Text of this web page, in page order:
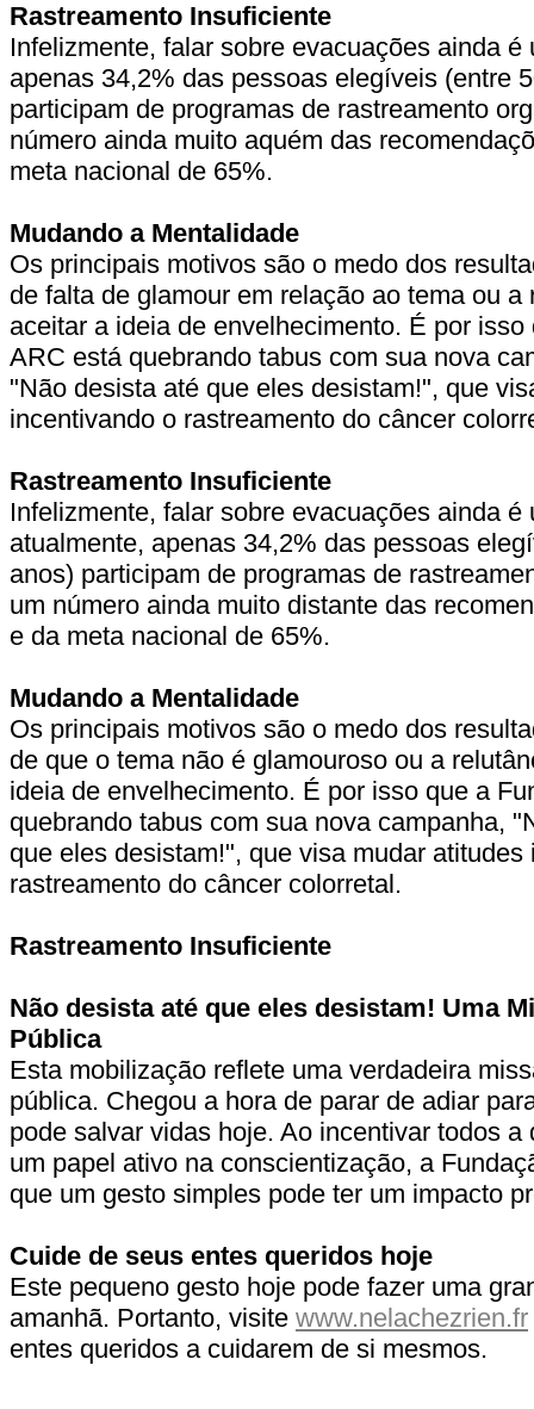
Rastreamento Insuficiente
Infelizmente, falar sobre evacuações ainda é
apenas 34,2% das pessoas elegíveis (entre
participam de programas de rastreamento
número ainda muito aquém das
meta nacional de 65%.
Mudando a Mentalidade
Os principais motivos são o medo dos
de falta de glamour em relação ao tema ou a
aceitar a ideia de envelhecimento. É por isso
ARC está quebrando tabus com sua nova
"Não desista até que eles desistam!", que
incentivando o rastreamento do câncer
Rastreamento Insuficiente
Infelizmente, falar sobre evacuações ainda é
atualmente, apenas 34,2% das pessoas
anos) participam de programas de
um número ainda muito distante das
e da meta nacional de 65%.
Mudando a Mentalidade
Os principais motivos são o medo dos
de que o tema não é glamouroso ou a
ideia de envelhecimento. É por isso que a
quebrando tabus com sua nova campanha,
que eles desistam!", que visa mudar atitudes
rastreamento do câncer colorretal.
Rastreamento Insuficiente
Não desista até que eles desistam! Uma
Pública
Esta mobilização reflete uma verdadeira
pública. Chegou a hora de parar de adiar
pode salvar vidas hoje. Ao incentivar todos a
um papel ativo na conscientização, a
que um gesto simples pode ter um impacto
Cuide de seus entes queridos hoje
Este pequeno gesto hoje pode fazer uma
amanhã. Portanto, visite www.nelachezrien.fr
entes queridos a cuidarem de si mesmos.